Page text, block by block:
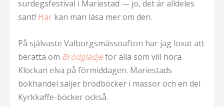
surdegsfestival i Mariestad — jo, det är alldeles
sant! Här kan man läsa mer om den.
På självaste Valborgsmässoafton har jag lovat att
berätta om Brödglädjeför alla som vill höra.
Klockan elva på förmiddagen. Mariestads
bokhandel säljer brödböcker i massor och en del
Kyrkkaffe-böcker också.